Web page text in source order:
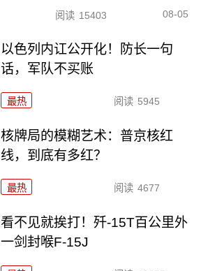
阅读 15403 08-05
以色列内讧公开化！防长一句
话，军队不买账
最热 阅读 5945
核牌局的模糊艺术：普京核红
线，到底有多红？
最热 阅读 4677
看不见就挨打！歼-15T百公里外
一剑封喉F-15J